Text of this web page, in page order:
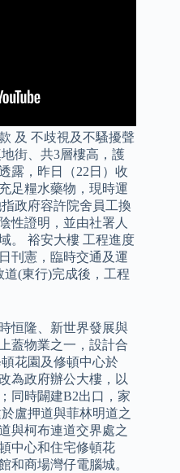
及 不歧視及不騷擾聲
街、共3層樓高，護
露，昨日（22日）收
足糧水藥物，現時運
政府容許院舍員工換
性證明，並由社署人
。 裕安大樓 工程進度
刊憲，臨時交通及運
道(東行)完成後，工程
恒隆、新世界發展與
蓋物業之一，設計合
花園及修頓中心於
為政府辦公大樓，以
同時闢建B2出口，家
盧押道與菲林明道之
與柯布連道交界處之
中心和住宅修頓花
和商場灣仔電腦城。